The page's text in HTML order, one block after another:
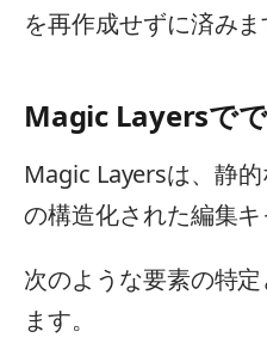
を再作成せずに済みま
Magic Layersで
Magic Layersは、静
の構造化された編集キ
次のような要素の特
ます。